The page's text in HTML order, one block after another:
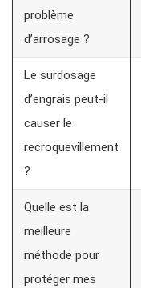
problème
d’arrosage ?
Le surdosage
d’engrais peut-il
causer le
recroquevillement
?
Quelle est la
meilleure
méthode pour
protéger mes